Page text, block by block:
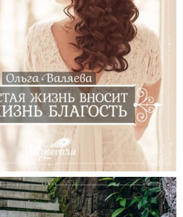
Вносит В Жизнь Благость